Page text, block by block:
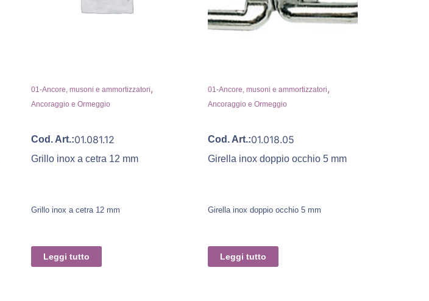
01-Ancore, musoni e ammortizzatori,
Ancoraggio e Ormeggio
Cod. Art.:01.081.12
Grillo inox a cetra 12 mm
Grillo inox a cetra 12 mm
Leggi tutto
01-Ancore, musoni e ammortizzatori,
Ancoraggio e Ormeggio
Cod. Art.:01.018.05
Girella inox doppio occhio 5 mm
Girella inox doppio occhio 5 mm
Leggi tutto